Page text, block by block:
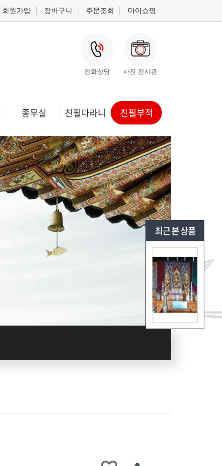
최근 본 상품
회원가입 장바구니 주문조회 마이쇼핑
전화상담
사진 전시관
종무실 친필다라니 친필부적